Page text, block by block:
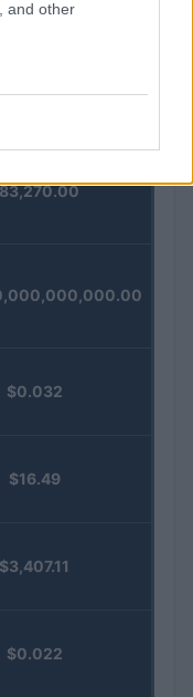
and other
Prezzo
$0.032
$16.49
$3,407.11
$0.022